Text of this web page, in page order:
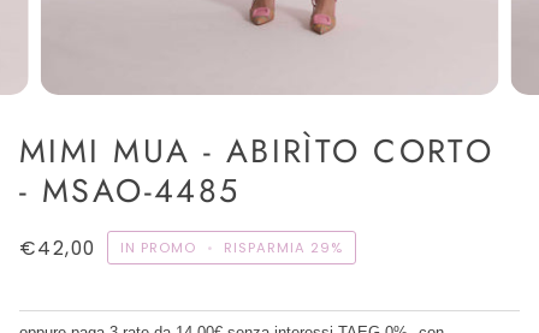
MIMI MUA - ABIRÌTO CORTO
- MSAO-4485
€42,00 IN PROMO • RISPARMIA 29%